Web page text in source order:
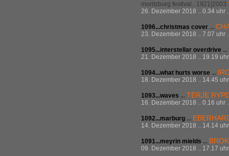
moritzburg festival.. 1921|2003
26. Dezember 2018 .. 0.34 uhr
1096...christmas cover ...
23. Dezember 2018 .. 7.07 uhr
1095...interstellar overdrive ...
21. Dezember 2018 .. 19.19
1094...what hurts worse ...
18. Dezember 2018 .. 14.45
1093...waves ... TERJE
16. Dezember 2018 .. 0.16 uhr
1092...marburg ...
14. Dezember 2018 .. 14.14
1091...meyrin mields ...
09. Dezember 2018 .. 17.17